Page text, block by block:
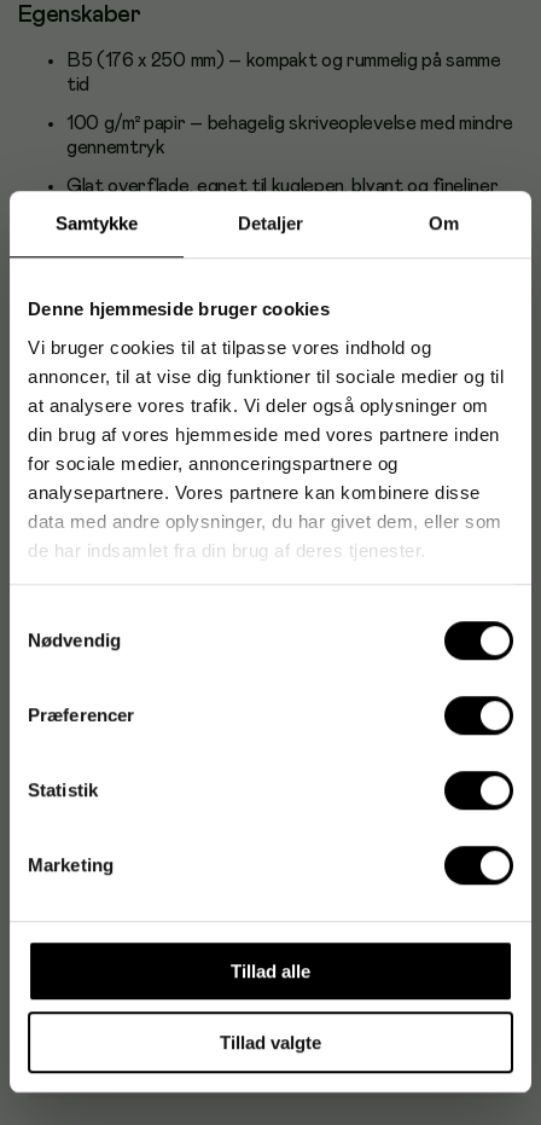
Samtykke Detaljer Om
Denne hjemmeside bruger cookies
Vi bruger cookies til at tilpasse vores indhold og
annoncer, til at vise dig funktioner til sociale medier og til
at analysere vores trafik. Vi deler også oplysninger om
din brug af vores hjemmeside med vores partnere inden
for sociale medier, annonceringspartnere og
analysepartnere. Vores partnere kan kombinere disse
data med andre oplysninger, du har givet dem, eller som
de har indsamlet fra din brug af deres tjenester.
Nødvendig
Præferencer
Statistik
Marketing
Tillad alle
Tillad valgte
Egenskaber
B5 (176 x 250 mm) – kompakt og rummelig på samme
tid
100 g/m² papir – behagelig skriveoplevelse med mindre
gennemtryk
Glat overflade, egnet til kuglepen, blyant og fineliner
Solid kvalitet til daglig brug på kontor og studie
Neutral, professionelt udtryk – nem at have med i
Velegnet til professionelle, studerende og elever, der har
brug for en pålidelig notesbog til møder, undervisning,
projektplaner og daglige to-do-lister.
Om Mayland
Mayland er et dansk brand kendt for kalendere og
kontorartikler med fokus på funktion, kvalitet og enkelhed.
Produktspecifikationer
Format B5
Linjeret